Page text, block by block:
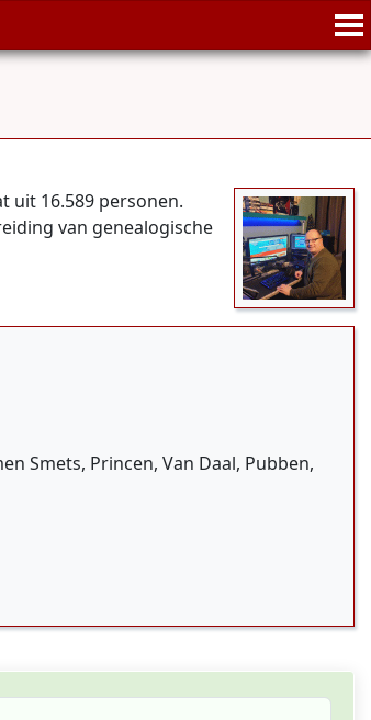
uit 16.589 personen.
van genealogische
Smets, Princen, Van Daal, Pubben,